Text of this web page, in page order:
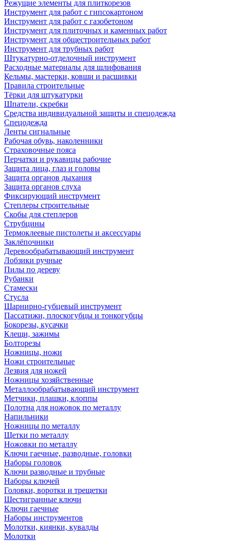
Режущие элементы для плиткорезов
Инструмент для работ с гипсокартоном
Инструмент для работ с газобетоном
Инструмент для плиточных и каменных работ
Инструмент для общестроительных работ
Инструмент для трубных работ
Штукатурно-отделочный инструмент
Расходные материалы для шлифования
Кельмы, мастерки, ковши и расшивки
Правила строительные
Тёрки для штукатурки
Шпатели, скребки
Средства индивидуальной защиты и спецодежда
Спецодежда
Ленты сигнальные
Рабочая обувь, наколенники
Страховочные пояса
Перчатки и рукавицы рабочие
Защита лица, глаз и головы
Защита органов дыхания
Защита органов слуха
Фиксирующий инструмент
Степлеры строительные
Скобы для степлеров
Струбцины
Термоклеевые пистолеты и аксессуары
Заклёпочники
Деревообрабатывающий инструмент
Лобзики ручные
Пилы по дереву
Рубанки
Стамески
Стусла
Шарнирно-губцевый инструмент
Пассатижи, плоскогубцы и тонкогубцы
Бокорезы, кусачки
Клещи, зажимы
Болторезы
Ножницы, ножи
Ножи строительные
Лезвия для ножей
Ножницы хозяйственные
Металлообрабатывающий инструмент
Метчики, плашки, клоппы
Полотна для ножовок по металлу
Напильники
Ножницы по металлу
Щетки по металлу
Ножовки по металлу
Ключи гаечные, разводные, головки
Наборы головок
Ключи разводные и трубные
Наборы ключей
Головки, воротки и трещетки
Шестигранные ключи
Ключи гаечные
Наборы инструментов
Молотки, киянки, кувалды
Молотки